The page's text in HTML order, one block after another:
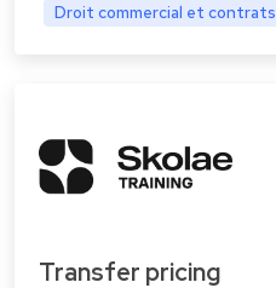
Droit commercial et contrats
Transfer pricing